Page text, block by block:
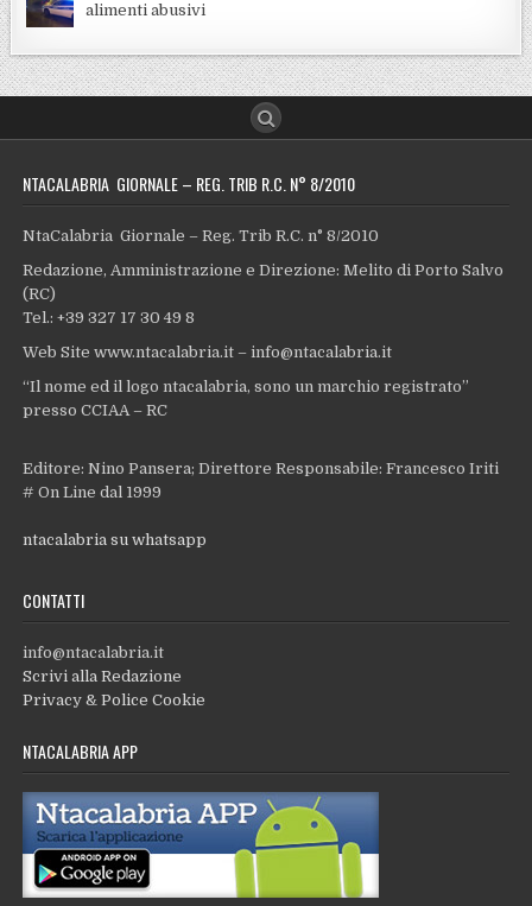
alimenti abusivi
NTACALABRIA GIORNALE – REG. TRIB R.C. N° 8/2010
NtaCalabria Giornale – Reg. Trib R.C. n° 8/2010
Redazione, Amministrazione e Direzione: Melito di Porto Salvo
(RC)
Tel.: +39 327 17 30 49 8
Web Site www.ntacalabria.it – info@ntacalabria.it
“Il nome ed il logo ntacalabria, sono un marchio registrato”
presso CCIAA – RC
Editore: Nino Pansera; Direttore Responsabile: Francesco Iriti
# On Line dal 1999
ntacalabria su whatsapp
CONTATTI
info@ntacalabria.it
Scrivi alla Redazione
Privacy & Police Cookie
NTACALABRIA APP